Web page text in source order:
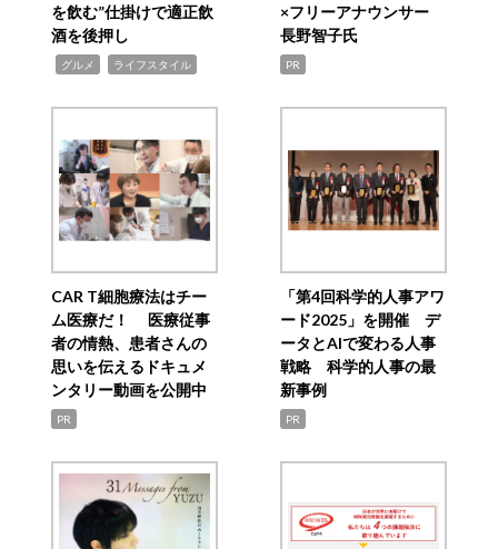
を飲む”仕掛けで適正飲
酒を後押し
グルメ ライフスタイル
×フリーアナウンサー
長野智子氏
PR
CAR T細胞療法はチー
ム医療だ！ 医療従事
者の情熱、患者さんの
思いを伝えるドキュメ
ンタリー動画を公開中
PR
「第4回科学的人事アワ
ード2025」を開催 デ
ータとAIで変わる人事
戦略 科学的人事の最
新事例
PR